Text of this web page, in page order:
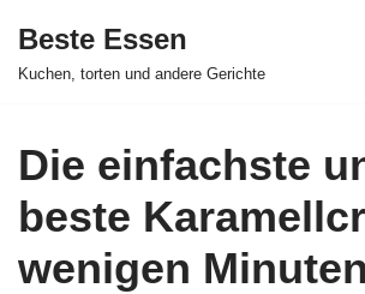
Skip
Beste Essen
Kuchen, torten und andere Gerichte
Die einfachste
beste
wenigen Minuten